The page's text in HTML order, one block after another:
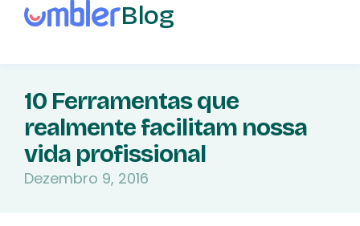
Blog
10 Ferramentas que
realmente facilitam nossa
vida profissional
Dezembro 9, 2016